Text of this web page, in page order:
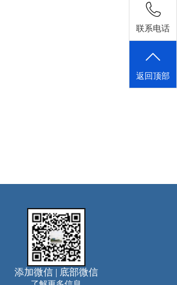
添加微信 | 底部微信
联系电话
返回顶部